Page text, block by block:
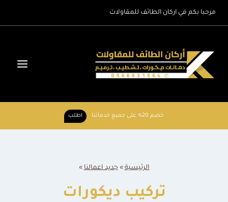
مرحبا بكم في اركان الطائف للمقاولات
خصم 20% على جميع خدماتنا اطلب
الرئيسية »جديد اعمالنا »
تركيب ديكورات